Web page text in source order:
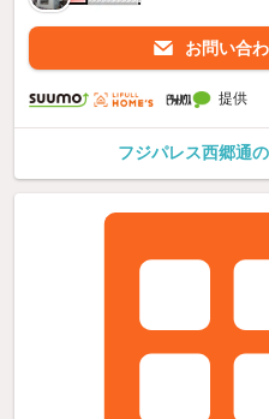
お問い合
提供
フジパレス西郷通